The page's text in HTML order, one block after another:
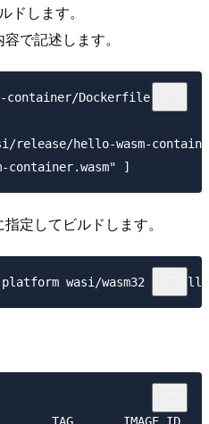
ドします。
で記述します。
container/Dockerfile
release/hello-wasm-
定してビルドします。